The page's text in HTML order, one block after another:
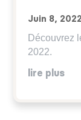
Juin 8, 2022
Découvrez
2022.
lire plus